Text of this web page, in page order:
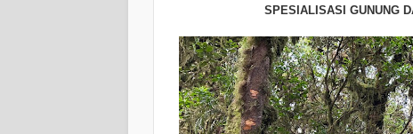
SPESIALISASI GUNUNG